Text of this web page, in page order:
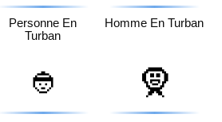
Personne En
Turban
Homme En Turban
👲 🧕